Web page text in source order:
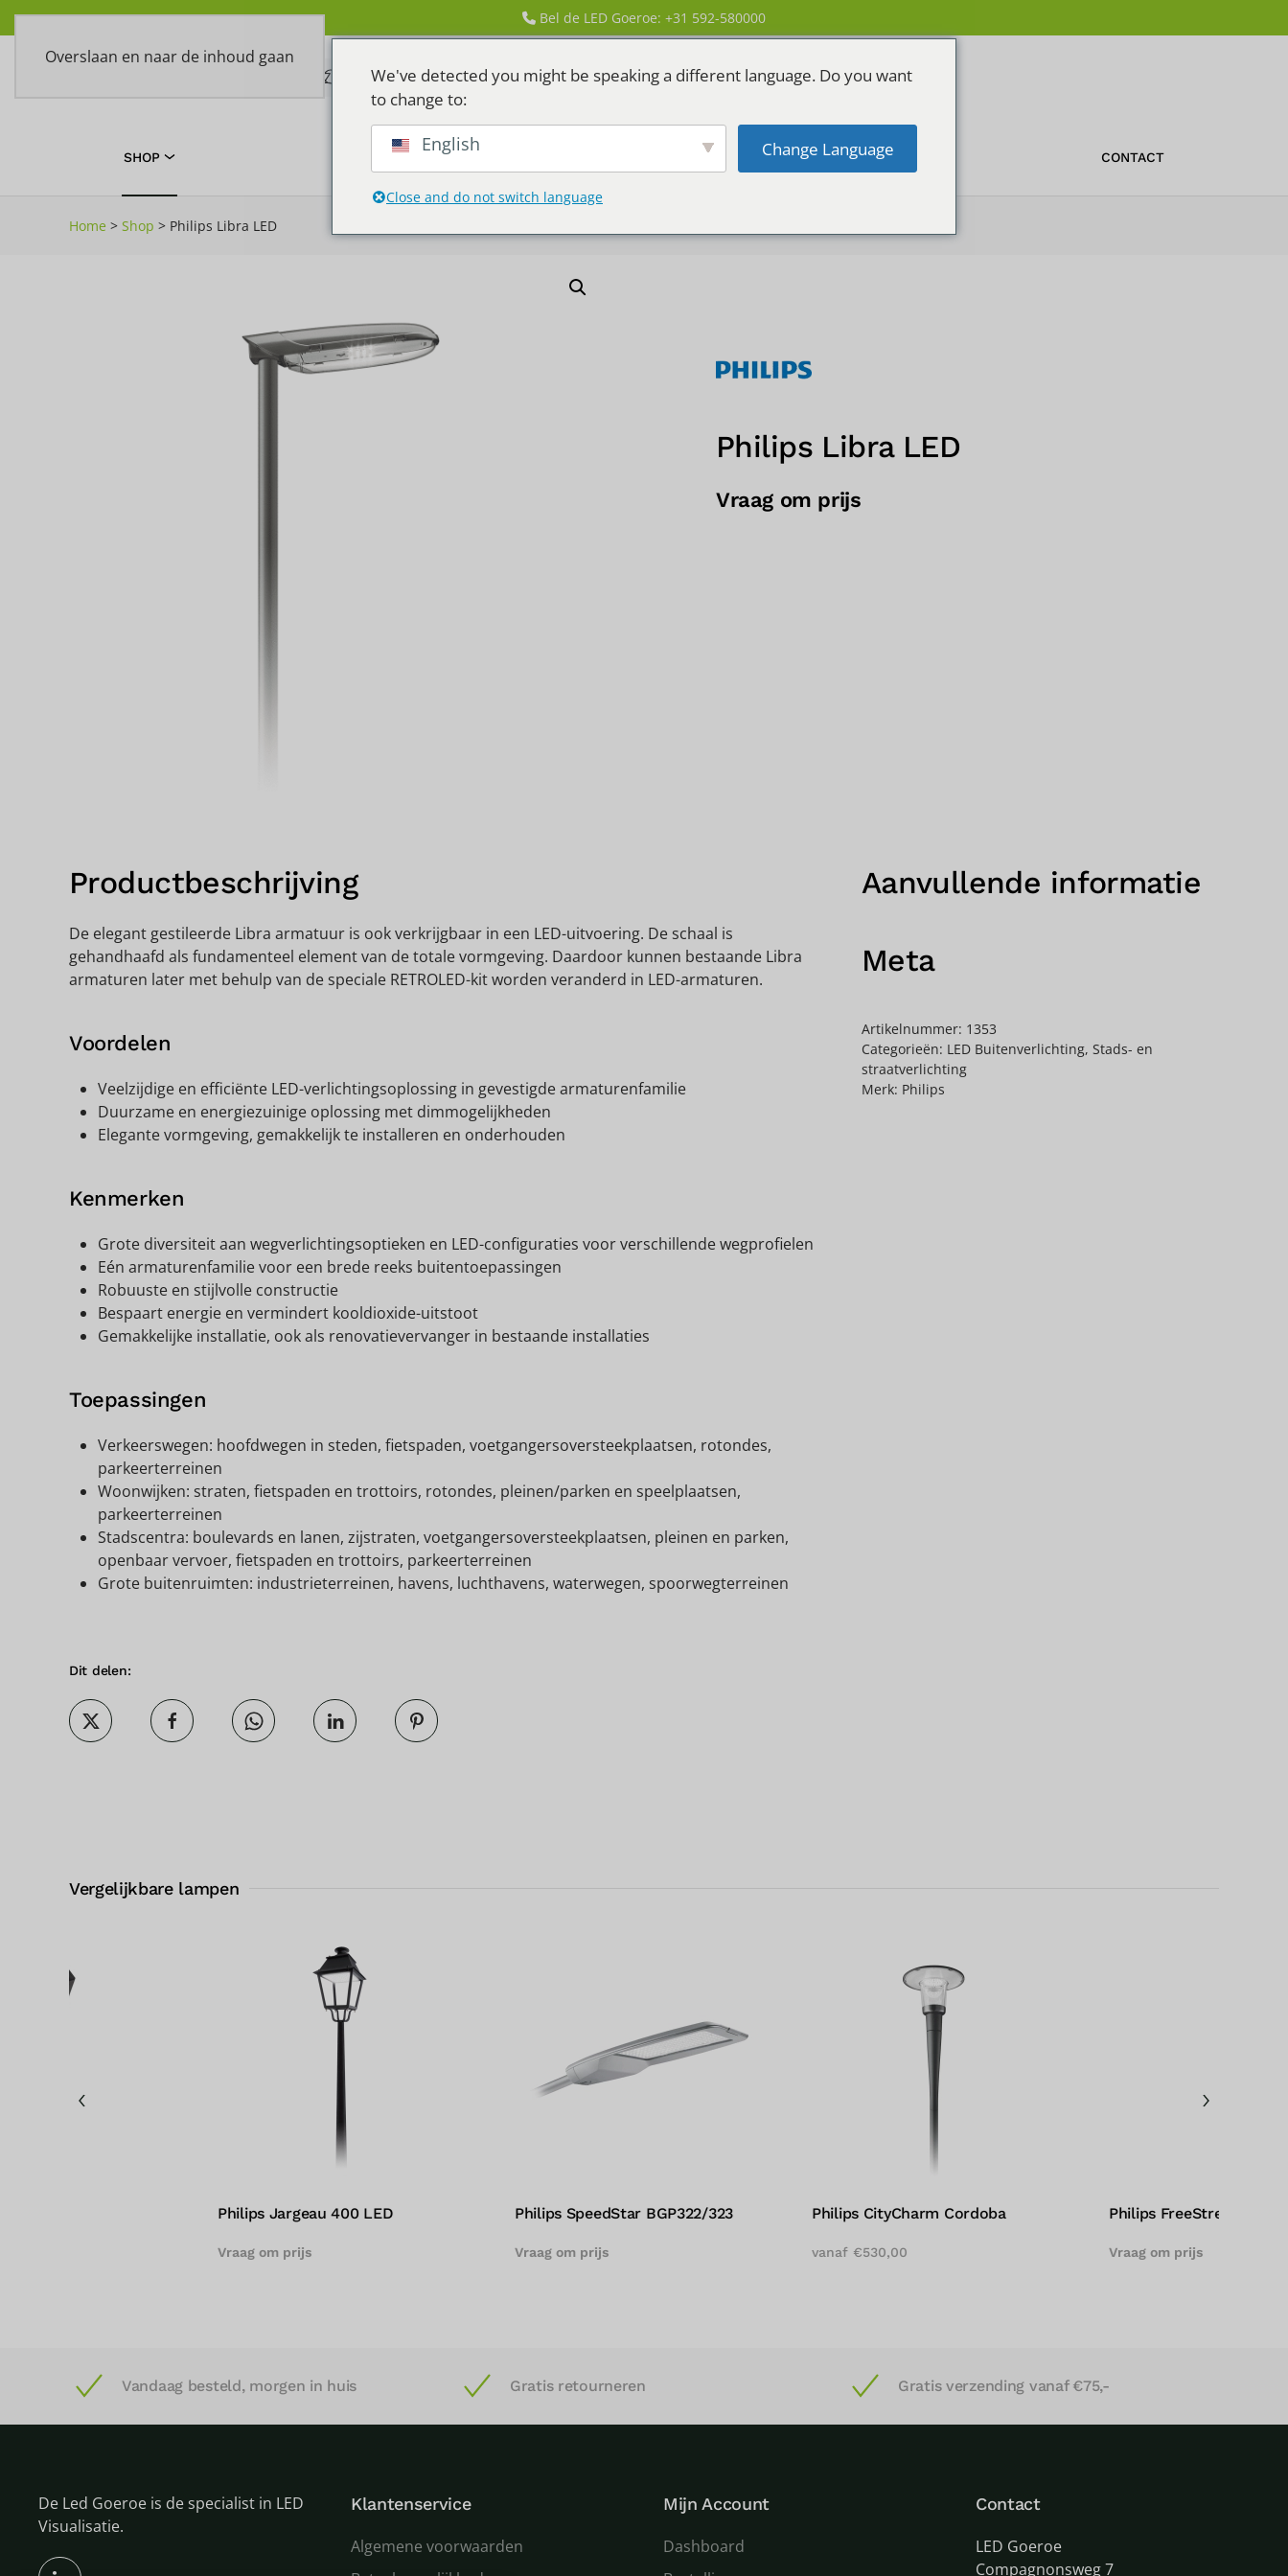
Overslaan en naar de inhoud gaan
Bel de LED Goeroe: +31 592-580000
SHOP TOEPASSINGEN OFFERTE CONTACT
Home > Shop > Philips Libra LED
Philips Libra LED
Vraag om prijs
Productbeschrijving
De elegant gestileerde Libra armatuur is ook verkrijgbaar in een LED-uitvoering. De schaal is
gehandhaafd als fundamenteel element van de totale vormgeving. Daardoor kunnen bestaande Libra
armaturen later met behulp van de speciale RETROLED-kit worden veranderd in LED-armaturen.
Voordelen
Veelzijdige en efficiënte LED-verlichtingsoplossing in gevestigde armaturenfamilie
Duurzame en energiezuinige oplossing met dimmogelijkheden
Elegante vormgeving, gemakkelijk te installeren en onderhouden
Kenmerken
Grote diversiteit aan wegverlichtingsoptieken en LED-configuraties voor verschillende wegprofielen
Eén armaturenfamilie voor een brede reeks buitentoepassingen
Robuuste en stijlvolle constructie
Bespaart energie en vermindert kooldioxide-uitstoot
Gemakkelijke installatie, ook als renovatievervanger in bestaande installaties
Toepassingen
Verkeerswegen: hoofdwegen in steden, fietspaden, voetgangersoversteekplaatsen, rotondes,
parkeerterreinen
Woonwijken: straten, fietspaden en trottoirs, rotondes, pleinen/parken en speelplaatsen,
parkeerterreinen
Stadscentra: boulevards en lanen, zijstraten, voetgangersoversteekplaatsen, pleinen en parken,
openbaar vervoer, fietspaden en trottoirs, parkeerterreinen
Grote buitenruimten: industrieterreinen, havens, luchthavens, waterwegen, spoorwegterreinen
Dit delen:
Aanvullende informatie
Meta
Artikelnummer: 1353
Categorieën: LED Buitenverlichting, Stads- en
straatverlichting
Merk: Philips
Vergelijkbare lampen
Philips Micenas LED
Vraag om prijs
Philips Jargeau 400 LED
Vraag om prijs
Philips FreeStreet
Vraag om prijs
Philips DigiStreet
€330,00
Vandaag besteld, morgen in huis Gratis retourneren Gratis verzending vanaf €75,-
De Led Goeroe is de specialist in LED
Visualisatie.
Klantenservice
Algemene voorwaarden
Mijn Account
Dashboard
Contact
LED Goeroe
Compagnonsweg 7
We've detected you might be speaking a different language. Do you want
to change to:
English Change Language
Close and do not switch language